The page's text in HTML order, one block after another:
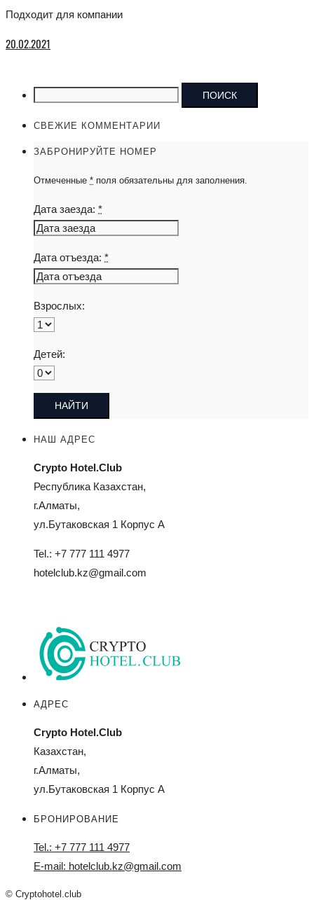
Подходит для компании
20.02.2021
Найти:
СВЕЖИЕ КОММЕНТАРИИ
ЗАБРОНИРУЙТЕ НОМЕР
Отмеченные * поля обязательны для заполнения.
Дата заезда: *
Дата отъезда: *
Взрослых:
Детей:
НАШ АДРЕС
Crypto Hotel.Club
Республика Казахстан,
г.Алматы,
ул.Бутаковская 1 Корпус А
Tel.: +7 777 111 4977
hotelclub.kz@gmail.com
АДРЕС
Crypto Hotel.Club
Казахстан,
г.Алматы,
ул.Бутаковская 1 Корпус А
БРОНИРОВАНИЕ
Tel.: +7 777 111 4977
E-mail: hotelclub.kz@gmail.com
© Cryptohotel.club